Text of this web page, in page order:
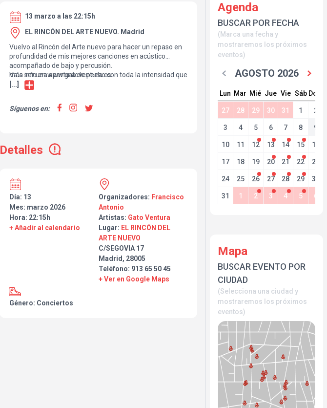
13 marzo a las 22:15h
EL RINCÓN DEL ARTE NUEVO. Madrid
Vuelvo al Rincón del Arte nuevo para hacer un repaso en
profundidad de mis mejores canciones en acústico
acompañado de bajo y percusión.
Va a ser una apertura de pecho con toda la intensidad que
me caracteriza.
más info en www.gatoventura.es
[...]
Síguenos en:
Detalles
Día: 13
Mes: marzo 2026
Hora: 22:15h
+ Añadir al calendario
Organizadores: Francisco
Antonio
Artistas: Gato Ventura
Lugar: EL RINCÓN DEL
ARTE NUEVO
C/SEGOVIA 17
Madrid, 28005
Teléfono: 913 65 50 45
+ Ver en Google Maps
Género: Conciertos
Agenda
BUSCAR POR FECHA
(Marca una fecha y
mostraremos los próximos
eventos)
AGOSTO 2026
Lun Mar Mié Jue Vie Sáb Dom
27 28 29 30 31 1 2
3 4 5 6 7 8 9
10 11 12 13 14 15 16
17 18 19 20 21 22 23
24 25 26 27 28 29 30
31 1 2 3 4 5 6
Mapa
BUSCAR EVENTO POR
CIUDAD
(Selecciona una ciudad y
mostraremos los próximos
eventos)